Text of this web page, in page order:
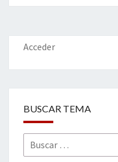
o
o
k
er dI
n
Acceder
BUSCAR TEMA
Buscar
por: